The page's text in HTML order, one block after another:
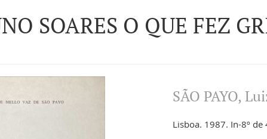
SOARES O QUE FEZ
SÃO PAYO,
Lisboa. 1987. In-8º de